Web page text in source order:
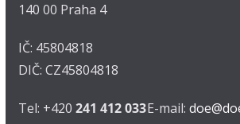
140 00 Praha 4
IČ: 45804818
DIČ: CZ45804818
Tel: +420 241 412 033E-mail: